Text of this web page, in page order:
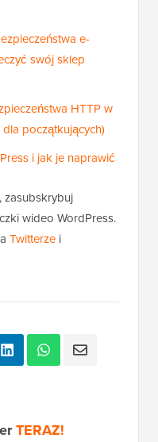
e-
swój sklep
HTTP w
początkujących)
i jak je naprawić
zasubskrybuj
wideo WordPress.
Twitterze i
TERAZ!